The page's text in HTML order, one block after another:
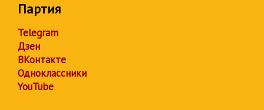
Партия
Telegram
Дзен
ВКонтакте
Одноклассники
YouTube